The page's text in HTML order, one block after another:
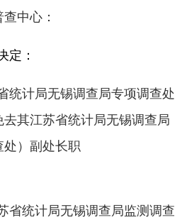
中心：
定：
统计局无锡调查局专项调查处
去其江苏省统计局无锡调查局
）副处长职
省统计局无锡调查局监测调查